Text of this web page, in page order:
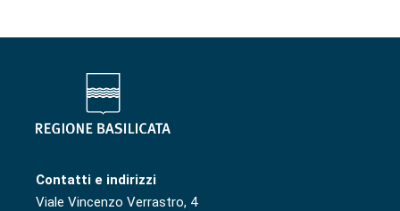
Contatti e indirizzi
Viale Vincenzo Verrastro, 4